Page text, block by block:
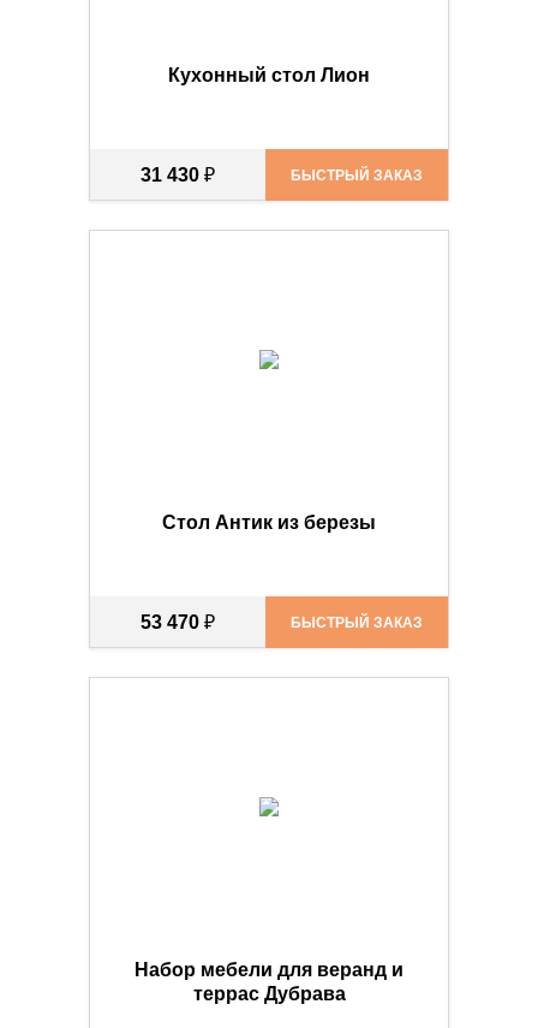
Кухонный стол Лион
31 430 ₽ БЫСТРЫЙ ЗАКАЗ
Стол Антик из березы
53 470 ₽ БЫСТРЫЙ ЗАКАЗ
Набор мебели для веранд и
террас Дубрава